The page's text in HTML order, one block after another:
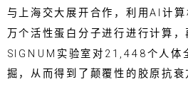
与上海交大展开合作，利用AI计
万个活性蛋白分子进行进行计算
SIGNUM实验室对21,448个人体
掘，从而得到了颠覆性的胶原抗